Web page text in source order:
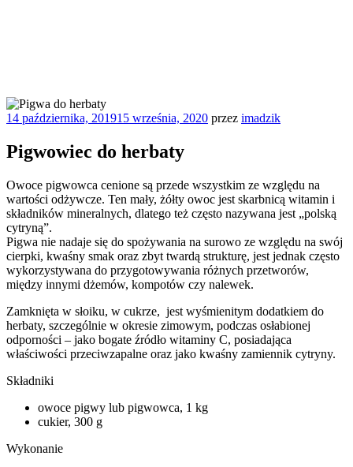
Opublikowane
14 października, 201915 września, 2020 przez imadzik
Pigwowiec do herbaty
Owoce pigwowca cenione są przede wszystkim ze względu na
wartości odżywcze. Ten mały, żółty owoc jest skarbnicą witamin i
składników mineralnych, dlatego też często nazywana jest „polską
cytryną”.
Pigwa nie nadaje się do spożywania na surowo ze względu na swój
cierpki, kwaśny smak oraz zbyt twardą strukturę, jest jednak często
wykorzystywana do przygotowywania różnych przetworów,
między innymi dżemów, kompotów czy nalewek.
Zamknięta w słoiku, w cukrze, jest wyśmienitym dodatkiem do
herbaty, szczególnie w okresie zimowym, podczas osłabionej
odporności – jako bogate źródło witaminy C, posiadająca
właściwości przeciwzapalne oraz jako kwaśny zamiennik cytryny.
Składniki
owoce pigwy lub pigwowca, 1 kg
cukier, 300 g
Wykonanie